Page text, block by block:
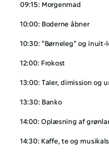
09:15: Morgenmad
10:00: Boderne åbner
10:30: "Børneleg" og inuit-
12:00: Frokost
13:00: Taler, dimission og
13:30: Banko
14:00: Oplæsning af
14:30: Kaffe, te og